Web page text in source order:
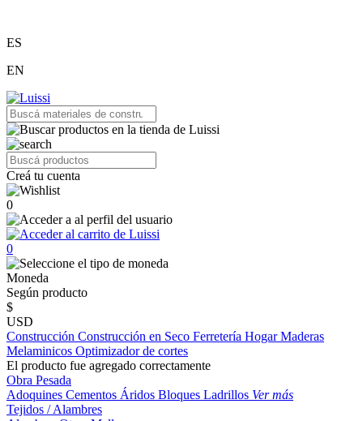
ES
EN
Creá tu cuenta
0
0
Moneda
Según producto
$
USD
Construcción Construcción en Seco Ferretería HogarMaderas
Melaminicos Optimizador de cortes
El producto fue agregado correctamente
Obra Pesada
Adoquines Cementos Áridos Bloques Ladrillos Ver más
Tejidos / Alambres